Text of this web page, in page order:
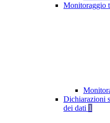
Monitoraggio
Dichiarazioni
dei dati 1